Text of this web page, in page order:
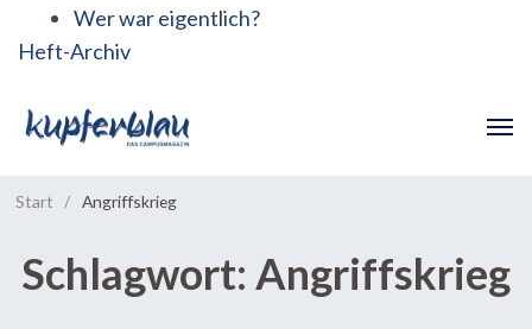
Wer war eigentlich?
Heft-Archiv
Start / Angriffskrieg
Schlagwort: Angriffskrieg